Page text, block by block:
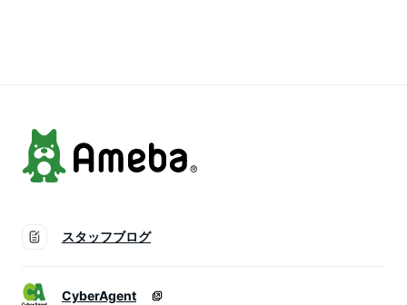
スタッフブログ
CyberAgent